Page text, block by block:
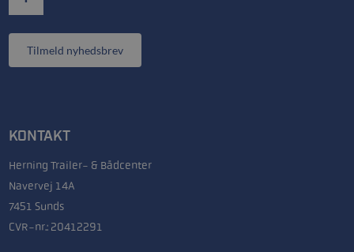
Tilmeld nyhedsbrev
KONTAKT
Herning Trailer- & Bådcenter
Navervej 14A
7451 Sunds
CVR-nr.: 20412291